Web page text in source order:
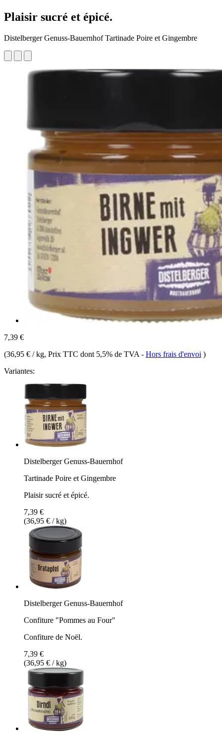
Plaisir sucré et épicé.
Distelberger Genuss-Bauernhof Tartinade Poire et Gingembre
7,39 €
(36,95 € / kg, Prix TTC dont 5,5% de TVA - Hors frais d'envoi )
Variantes:
Distelberger Genuss-Bauernhof
Tartinade Poire et Gingembre
Plaisir sucré et épicé.
7,39 €
(36,95 € / kg)
Distelberger Genuss-Bauernhof
Confiture "Pommes au Four"
Confiture de Noël.
7,39 €
(36,95 € / kg)